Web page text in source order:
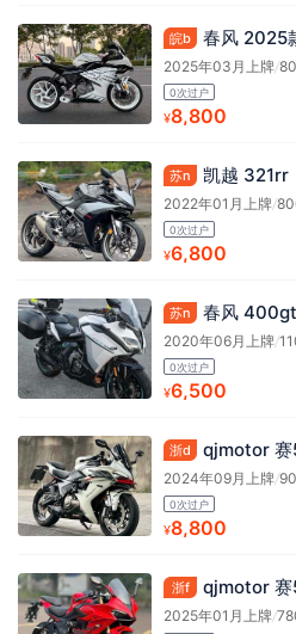
皖b 春风 2025
2025年03月上牌/
0次过户
¥8,800
苏n 凯越 321rr
2022年01月上牌/
0次过户
¥6,800
苏n 春风 400gt
2020年06月上牌/
0次过户
¥6,500
浙d qjmotor
2024年09月上牌/
0次过户
¥8,800
浙f qjmotor
2025年01月上牌/